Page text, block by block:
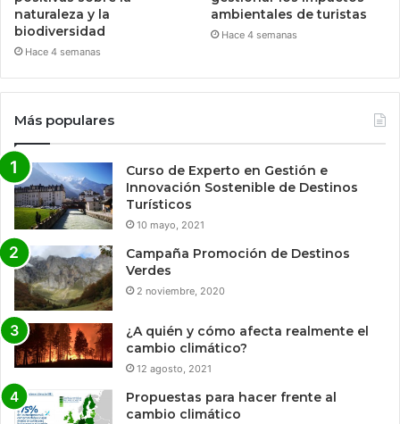
naturaleza y la
biodiversidad
Hace 4 semanas
ambientales de turistas
Hace 4 semanas
Más populares
Curso de Experto en Gestión e
Innovación Sostenible de Destinos
Turísticos
10 mayo, 2021
Campaña Promoción de Destinos
Verdes
2 noviembre, 2020
¿A quién y cómo afecta realmente el
cambio climático?
12 agosto, 2021
Propuestas para hacer frente al
cambio climático